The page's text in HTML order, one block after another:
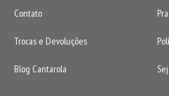
Contato
Trocas e Devoluções
Blog Cantarola